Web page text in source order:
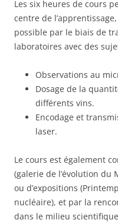
Les six heures de cours
centre de
possible par le biais de
laboratoires avec des
Observations au
Dosage de la
différents vins.
Encodage et
laser.
Le cours est également
(galerie de l’évolution du
ou d’expositions
nucléaire), et par la
dans le milieu